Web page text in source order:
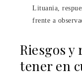
Lituania,
frente a
Riesgos y
tener en